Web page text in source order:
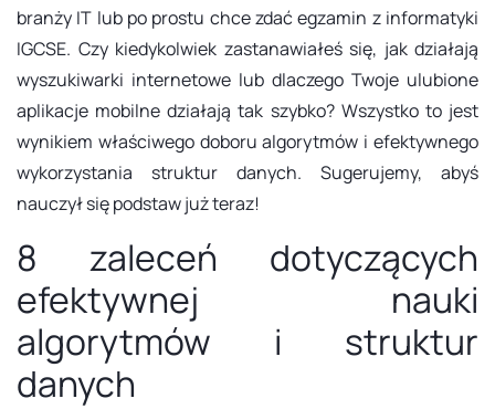
branży IT lub po prostu chce zdać egzamin z informatyki
IGCSE. Czy kiedykolwiek zastanawiałeś się, jak działają
wyszukiwarki internetowe lub dlaczego Twoje ulubione
aplikacje mobilne działają tak szybko? Wszystko to jest
wynikiem właściwego doboru algorytmów i efektywnego
wykorzystania struktur danych. Sugerujemy, abyś
nauczył się podstaw już teraz!
8 zaleceń dotyczących
efektywnej nauki
algorytmów i struktur
danych